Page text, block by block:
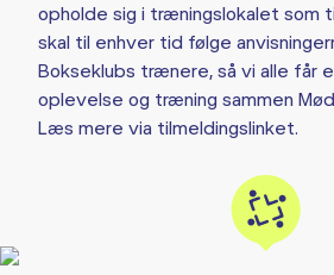
opholde sig i træningslokalet som
skal til enhver tid følge
Bokseklubs trænere, så vi alle får
oplevelse og træning sammen
Læs mere via tilmeldingslinket.